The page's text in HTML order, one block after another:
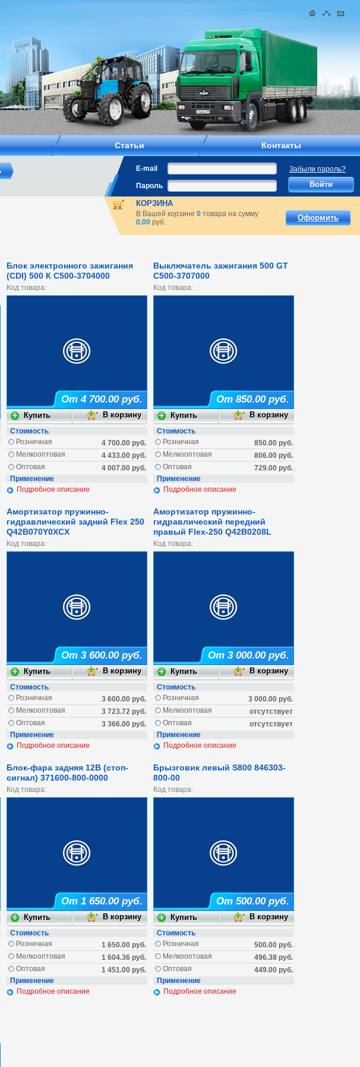
Блок электронного зажигания
(CDI) 500 К C500-3704000
Код товара:
От 4 700.00 руб.
Стоимость
4 700.00 руб.
Розничная
4 433.00 руб.
Мелкооптовая
4 007.00 руб.
Оптовая
Применение
Подробное описание
Выключатель зажигания 500 GT
C500-3707000
Код товара:
От 850.00 руб.
Стоимость
850.00 руб.
Розничная
806.00 руб.
Мелкооптовая
729.00 руб.
Оптовая
Применение
Подробное описание
Амортизатор пружинно-
гидравлический задний Flex 250
Q42B070Y0XCX
Код товара:
От 3 600.00 руб.
Стоимость
3 600.00 руб.
Розничная
3 723.72 руб.
Мелкооптовая
3 366.00 руб.
Оптовая
Применение
Подробное описание
Амортизатор пружинно-
гидравлический передний
правый Flex-250 Q42B0208L
Код товара:
От 3 000.00 руб.
Стоимость
3 000.00 руб.
Розничная
отсутствует
Мелкооптовая
отсутствует
Оптовая
Применение
Подробное описание
Блок-фара задняя 12В (стоп-
сигнал) 371600-800-0000
Код товара:
От 1 650.00 руб.
Стоимость
1 650.00 руб.
Розничная
1 604.36 руб.
Мелкооптовая
1 451.00 руб.
Оптовая
Применение
Подробное описание
Брызговик левый S800 846303-
800-00
Код товара:
От 500.00 руб.
Стоимость
500.00 руб.
Розничная
496.38 руб.
Мелкооптовая
449.00 руб.
Оптовая
Применение
Подробное описание
Статьи Контакты
E-mail
Забыли пароль?
Пароль
КОРЗИНА
В Вашей корзине0 товара на сумму
0.00 руб. Оформить